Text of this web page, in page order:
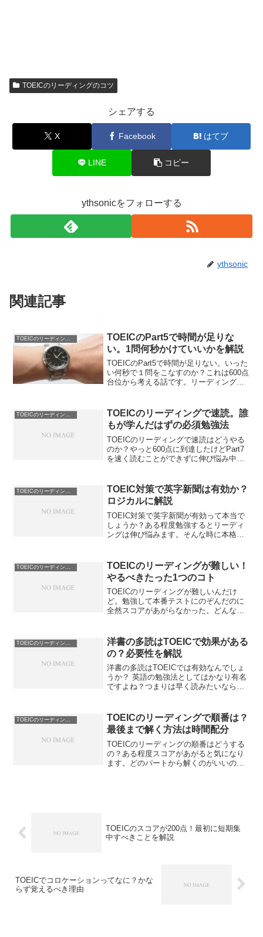
TOEICのリーディングのコツ
シェアする
X Facebook はてブ
LINE コピー
ythsonicをフォローする
ythsonic
関連記事
TOEICのPart5で時間が足りな
い。1問何秒かけていいかを解説
TOEICのPart5で時間が足りない。いった
い何秒で１問をこなすのか？これは600点
台位から考える話です。リーディングは
のPart5で時間が足りない方必見。1問単
位で考えることが重要です。
TOEICのリーディングのコツ
TOEICのリーディングで速読。誰
もが学んだはずの必須勉強法
TOEICのリーディングで速読はどうやる
のか？やっと600点に到達したけどPart7
を速く読むことができずに伸び悩み中。
ど。TOEICのリーディングで速読をする
方法を解説します。
TOEIC対策で英字新聞は有効か？
ロジカルに解説
TOEIC対策で英字新聞が有効って本当で
しょうか？ある程度勉強するとリーディ
ングは伸び悩みます。そんな時に本格的
す。TOEIC対策で英字新聞が有効かを解
説します。
TOEICのリーディングが難しい！
やるべきたった1つのコト
TOEICのリーディングが難しいんだけ
ど。勉強して本番テストにのぞんだのに
全然スコアがあがらなかった。どんな学
を解説します。スコアアップで苦しんで
いるかた必見です。
TOEICのリーディングのコツ
洋書の多読はTOEICで効果がある
の？必要性を解説
洋書の多読はTOEICでは有効なんでしょ
うか？ 英語の勉強法としてはかなり有名
ですよね？つまりは早く読みたいなら沢
の多読がTOEICで効果があるかを解説し
ます。
TOEICのリーディングで順番は？
最後まで解く方法は時間配分
TOEICのリーディングの順番はどうする
の？ある程度スコアがあがると気になり
ます。どのパートから解くのがいいの
TOEICのスコアが200点！最初に短期集
中すべきことを解説
TOEICでコロケーションってなに？かな
らず覚えるべき理由